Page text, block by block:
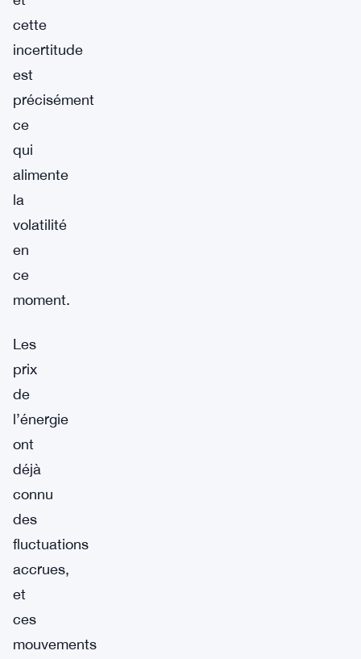
cette
incertitude
est
précisément
ce
qui
alimente
la
volatilité
en
ce
moment.
Les
prix
de
l’énergie
ont
déjà
connu
des
fluctuations
accrues,
et
ces
mouvements